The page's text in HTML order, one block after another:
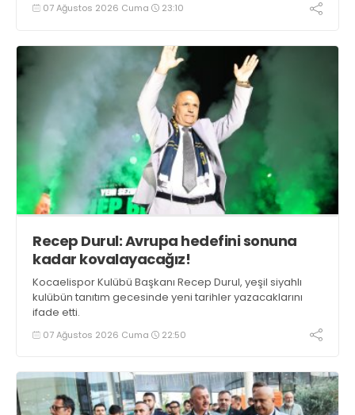
07 Ağustos 2026 Cuma 23:10
Recep Durul: Avrupa hedefini sonuna
kadar kovalayacağız!
Kocaelispor Kulübü Başkanı Recep Durul, yeşil siyahlı
kulübün tanıtım gecesinde yeni tarihler yazacaklarını
ifade etti.
07 Ağustos 2026 Cuma 22:50